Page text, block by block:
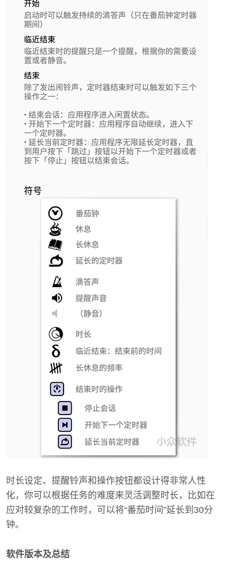
时长设定、提醒铃声和操作按钮都设计得非常人性
化，你可以根据任务的难度来灵活调整时长，比如在
应对较复杂的工作时，可以将“番茄时间”延长到30分
钟。
软件版本及总结